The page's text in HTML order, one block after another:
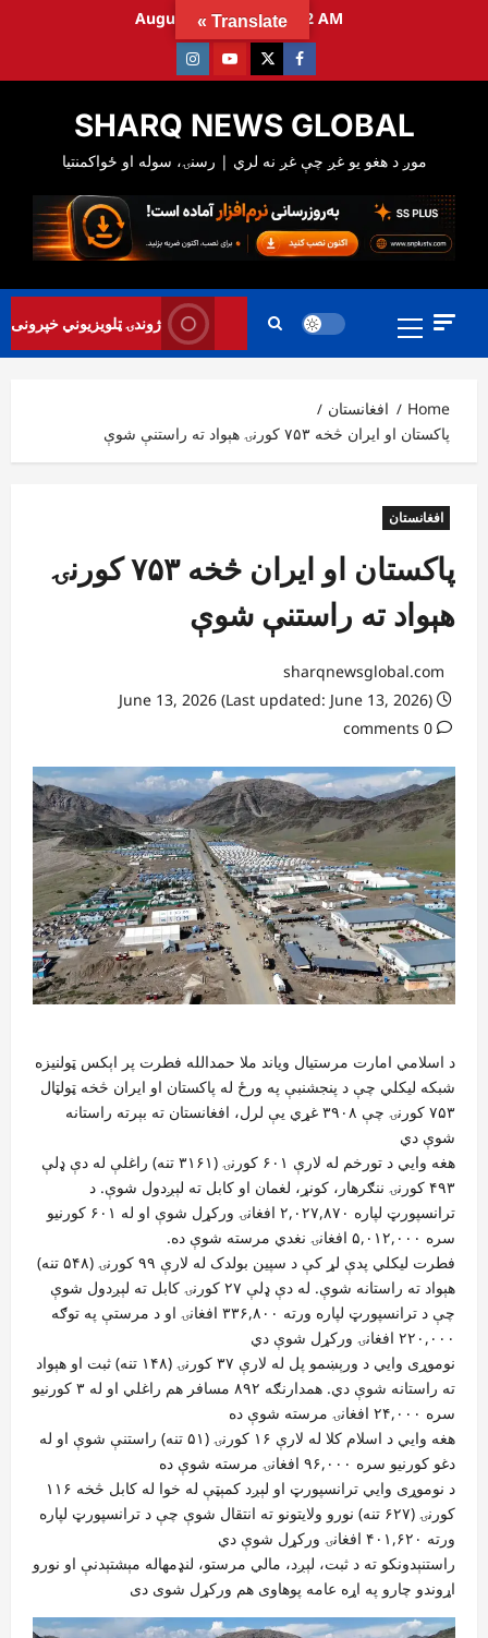
August 6, 2026 5:30:13 AM
Facebook
Twitter
Youtube
Instagram
SHARQ NEWS GLOBAL
Primary
ژوندۍ ټلویزیوني خپرونی
Home
افغانستان
پاکستان او ایران څخه ۷۵۳ کورنۍ هېواد ته راستنې شوې
افغانستان
پاکستان او ایران څخه ۷۵۳ کورنۍ
هېواد ته راستنې شوې
sharqnewsglobal.com
0 comments
د اسلامي امارت مرستیال ویاند ملا حمدالله فطرت پر اېکس ټولنیزه
شبکه لیکلي چې د پنجشنبې په ورځ له پاکستان او ایران څخه ټولټال
۷۵۳ کورنۍ چې ۳۹۰۸ غړي یې لرل، افغانستان ته بېرته راستانه
شوې دي
هغه وايي د تورخم له لارې ۶۰۱ کورنۍ (۳۱۶۱ تنه) راغلې له دې ډلې
۴۹۳ کورنۍ ننګرهار، کونړ، لغمان او کابل ته لېږدول شوې. د
ترانسپورټ لپاره ۲,۰۲۷,۸۷۰ افغانۍ ورکړل شوې او له ۶۰۱ کورنیو
سره ۵,۰۱۲,۰۰۰ افغانۍ نغدي مرسته شوې ده.
فطرت لیکلي پدې لړ کې د سپین بولدک له لارې ۹۹ کورنۍ (۵۴۸ تنه)
هېواد ته راستانه شوې. له دې ډلې ۲۷ کورنۍ کابل ته لېږدول شوې
چې د ترانسپورټ لپاره ورته ۳۳۶,۸۰۰ افغانۍ او د مرستې په توګه
۲۲۰,۰۰۰ افغانۍ ورکړل شوې دي
نوموړی وایي د ورېښمو پل له لارې ۳۷ کورنۍ (۱۴۸ تنه) ثبت او هېواد
ته راستانه شوې دي. همدارنګه ۸۹۲ مسافر هم راغلي او له ۳ کورنیو
سره ۲۴,۰۰۰ افغانۍ مرسته شوې ده
هغه وايي د اسلام کلا له لارې ۱۶ کورنۍ (۵۱ تنه) راستنې شوې او له
دغو کورنیو سره ۹۶,۰۰۰ افغانۍ مرسته شوې ده
د نوموړی وايي ترانسپورټ او لېږد کمېټې له خوا له کابل څخه ۱۱۶
کورنۍ (۶۲۷ تنه) نورو ولایتونو ته انتقال شوې چې د ترانسپورټ لپاره
ورته ۴۰۱,۶۲۰ افغانۍ ورکړل شوې دي
راستنېدونکو ته د ثبت، لېږد، مالي مرستو، لنډمهاله مېشتېدنې او نورو
اړوندو چارو په اړه عامه پوهاوی هم ورکړل شوی دی
Translate »